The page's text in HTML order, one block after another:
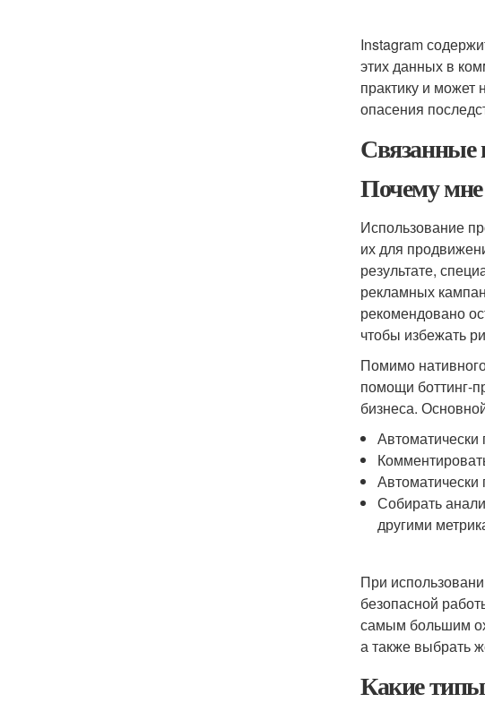
Instagram
этих данных в
практику и может
опасения
Связанные
Почему
Использование
их для
результате,
рекламных
рекомендовано
чтобы избежать
Помимо
помощи боттинг-
бизнеса.
Автоматически
Автоматически
Собирать
другими
При
безопасной
самым большим
а также выбрать
Какие типы